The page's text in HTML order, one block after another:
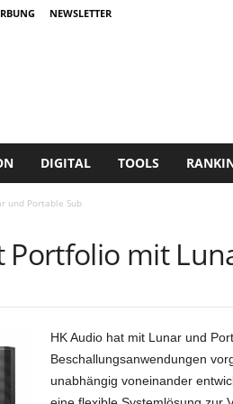
NEWSLETTER
DIGITAL TOOLS
und Portable Sub
Portfolio mit
HK Audio hat mit Lunar und
Beschallungsanwendungen
unabhängig voneinander